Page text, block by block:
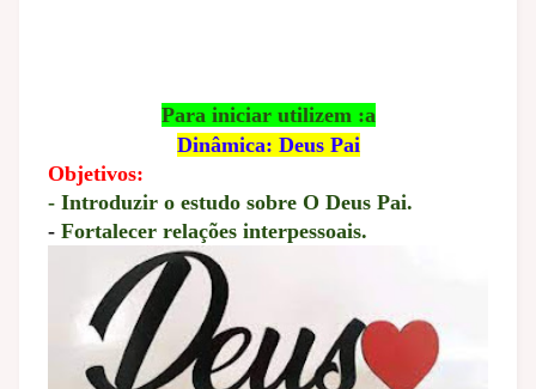
Para iniciar utilizem :a
Dinâmica: Deus Pai
Objetivos:
- Introduzir o estudo sobre O Deus Pai.
- Fortalecer relações interpessoais.